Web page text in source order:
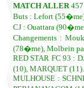
MATCH ALLER
Buts : Lefort
CJ : Ouattara
Changements :
(78�me), Molbein
RED STAR FC 93 :
(10), MARQUET
MULHOUSE :